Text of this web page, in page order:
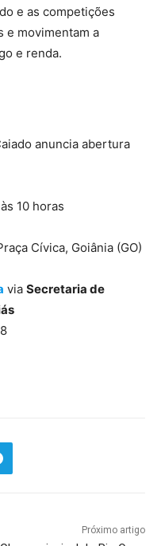
e as competições
e movimentam a
e renda.
anuncia abertura
10 horas
Cívica, Goiânia (GO)
via Secretaria de
Próximo artigo